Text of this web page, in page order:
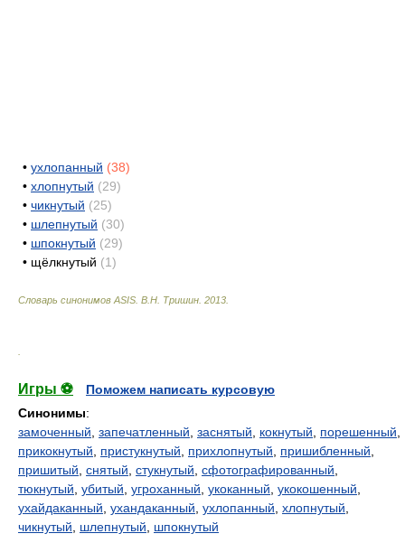
• ухлопанный (38)
• хлопнутый (29)
• чикнутый (25)
• шлепнутый (30)
• шпокнутый (29)
• щёлкнутый (1)
Словарь синонимов ASIS. В.Н. Тришин 2013
Игры ⚽
Поможем написать курсовую
Синонимы:
замоченный запечатленный заснятый кокнутый порешенный
прикокнутый
пристукнутый прихлопнутый пришибленный
пришитый снятый стукнутый сфотографированный
тюкнутый убитый угроханный укоканный укокошенный
ухайдаканный ухандаканный ухлопанный хлопнутый
чикнутый
шлепнутый шпокнутый